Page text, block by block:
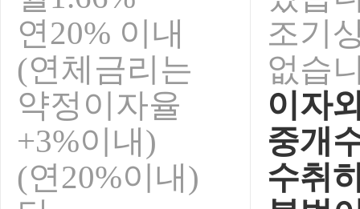
연20% 이내
(연체금리는
약정이자율
+3%이내)
(연20%이내)
조기
없습
이자
중개
수취